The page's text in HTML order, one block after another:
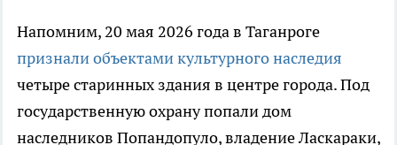
Напомним, 20 мая 2026 года в Таганроге
признали объектами культурного наследия
четыре старинных здания в центре города. Под
государственную охрану попали дом
наследников Попандопуло, владение Ласкараки,